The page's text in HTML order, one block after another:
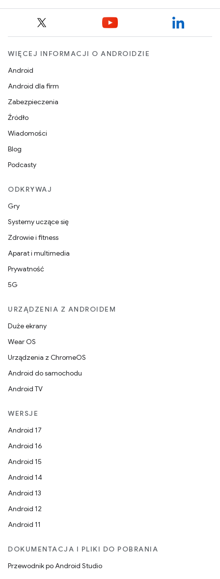
WIĘCEJ INFORMACJI O ANDROIDZIE
Android
Android dla firm
Zabezpieczenia
Źródło
Wiadomości
Blog
Podcasty
ODKRYWAJ
Gry
Systemy uczące się
Zdrowie i fitness
Aparat i multimedia
Prywatność
5G
URZĄDZENIA Z ANDROIDEM
Duże ekrany
Wear OS
Urządzenia z ChromeOS
Android do samochodu
Android TV
WERSJE
Android 17
Android 16
Android 15
Android 14
Android 13
Android 12
Android 11
DOKUMENTACJA I PLIKI DO POBRANIA
Przewodnik po Android Studio